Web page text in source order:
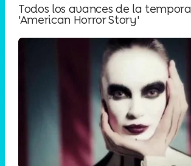
Todos los avances de la
'American Horror Story'